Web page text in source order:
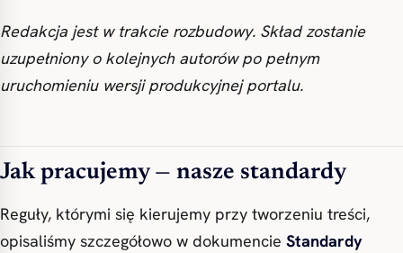
Redakcja jest w trakcie rozbudowy. Skład zostanie
uzupełniony o kolejnych autorów po pełnym
uruchomieniu wersji produkcyjnej portalu.
Jak pracujemy — nasze standardy
Reguły, którymi się kierujemy przy tworzeniu treści,
opisaliśmy szczegółowo w dokumencie Standardy